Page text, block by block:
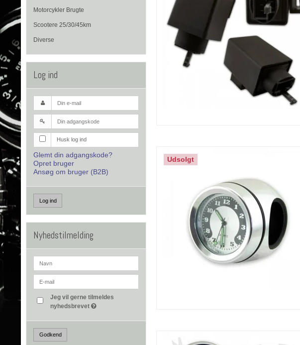
Motorcykler Brugte
Scootere 25/30/45km
Diverse
Log ind
Husk log ind
Glemt din adgangskode?
Opret bruger
Ansøg om bruger (B2B)
Log ind
Nyhedstilmelding
Jeg vil gerne tilmeldes
nyhedsbrevet
Godkend
Udsolgt